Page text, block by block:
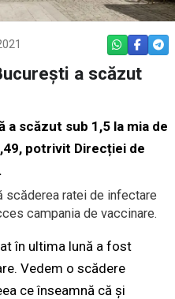
WHATSAPP
a scăzut
a scăzut sub 1,5 la mia de
potrivit Direcției de
scăderea ratei de infectare
campania de vaccinare.
în ultima lună a fost
Vedem o scădere
ce înseamnă că și